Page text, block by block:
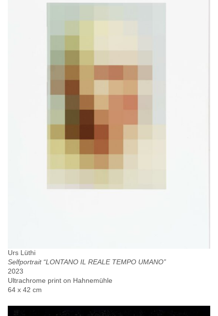
Urs Lüthi
Selfportrait “LONTANO IL REALE TEMPO UMANO”
2023
Ultrachrome print on Hahnemühle
64 x 42 cm